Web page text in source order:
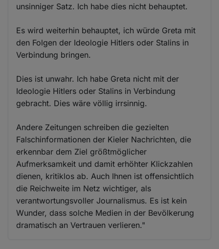
unsinniger Satz. Ich habe dies nicht behauptet.
Es wird weiterhin behauptet, ich würde Greta mit
den Folgen der Ideologie Hitlers oder Stalins in
Verbindung bringen.
Dies ist unwahr. Ich habe Greta nicht mit der
Ideologie Hitlers oder Stalins in Verbindung
gebracht. Dies wäre völlig irrsinnig.
Andere Zeitungen schreiben die gezielten
Falschinformationen der Kieler Nachrichten, die
erkennbar dem Ziel größtmöglicher
Aufmerksamkeit und damit erhöhter Klickzahlen
dienen, kritiklos ab. Auch Ihnen ist offensichtlich
die Reichweite im Netz wichtiger, als
verantwortungsvoller Journalismus. Es ist kein
Wunder, dass solche Medien in der Bevölkerung
dramatisch an Vertrauen verlieren."